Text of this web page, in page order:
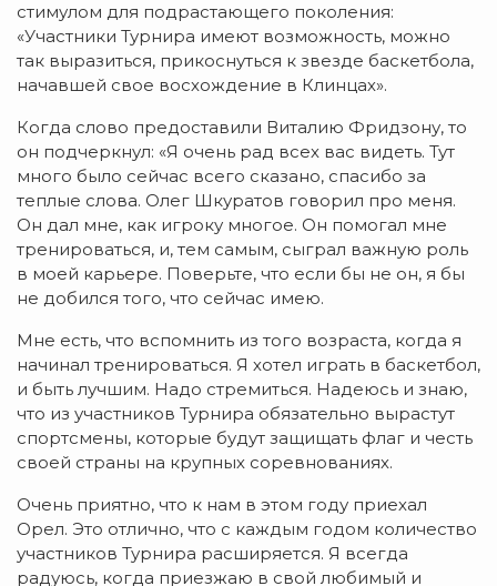
стимулом для подрастающего поколения:
«Участники Турнира имеют возможность, можно
так выразиться, прикоснуться к звезде баскетбола,
начавшей свое восхождение в Клинцах».
Когда слово предоставили Виталию Фридзону, то
он подчеркнул: «Я очень рад всех вас видеть. Тут
много было сейчас всего сказано, спасибо за
теплые слова. Олег Шкуратов говорил про меня.
Он дал мне, как игроку многое. Он помогал мне
тренироваться, и, тем самым, сыграл важную роль
в моей карьере. Поверьте, что если бы не он, я бы
не добился того, что сейчас имею.
Мне есть, что вспомнить из того возраста, когда я
начинал тренироваться. Я хотел играть в баскетбол,
и быть лучшим. Надо стремиться. Надеюсь и знаю,
что из участников Турнира обязательно вырастут
спортсмены, которые будут защищать флаг и честь
своей страны на крупных соревнованиях.
Очень приятно, что к нам в этом году приехал
Орел. Это отлично, что с каждым годом количество
участников Турнира расширяется. Я всегда
радуюсь, когда приезжаю в свой любимый и